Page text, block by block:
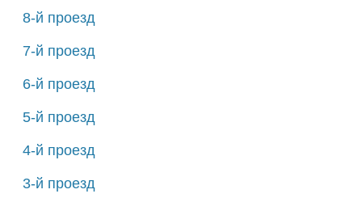
8-й проезд
7-й проезд
6-й проезд
5-й проезд
4-й проезд
3-й проезд